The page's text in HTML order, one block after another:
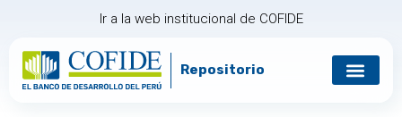
Ir a la web institucional de COFIDE
Repositorio